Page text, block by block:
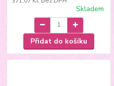
Skladem
Přidat do košíku